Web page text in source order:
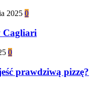
2025 0
Cagliari
0
prawdziwą pizzę?